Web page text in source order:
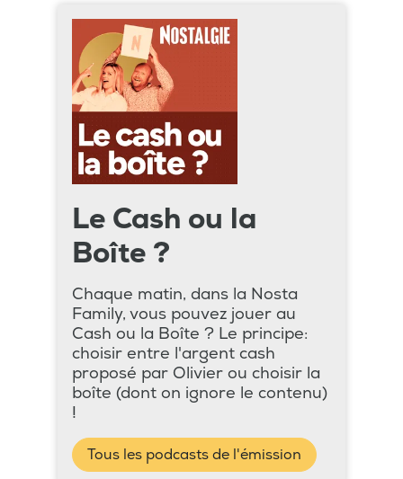
Le Cash ou la
Boîte ?
Chaque matin, dans la Nosta
Family, vous pouvez jouer au
Cash ou la Boîte ? Le principe:
choisir entre l'argent cash
proposé par Olivier ou choisir la
boîte (dont on ignore le contenu)
!
Tous les podcasts de l'émission